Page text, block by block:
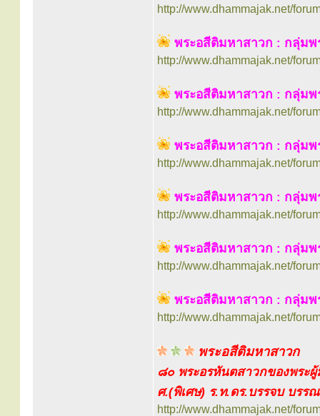
http://www.dhammajak.net/
พระอสีติมหาสาวก : กลุ่ม
http://www.dhammajak.net/
พระอสีติมหาสาวก : กลุ่ม
http://www.dhammajak.net/
พระอสีติมหาสาวก : กลุ่ม
http://www.dhammajak.net/
พระอสีติมหาสาวก : กลุ่มพ
http://www.dhammajak.net/
พระอสีติมหาสาวก : กลุ่ม
http://www.dhammajak.net/
พระอสีติมหาสาวก : กลุ่มพ
http://www.dhammajak.net/
พระอสีติมหาสาวก
๘๐ พระอรหันตสาวกของพระผู้
ศ.(พิเศษ) ร.ท.ดร.บรรจบ บร
http://www.dhammajak.net/